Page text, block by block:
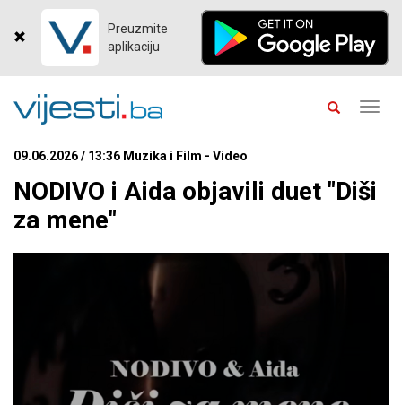
Preuzmite
aplikaciju
09.06.2026 / 13:36 Muzika i Film - Video
NODIVO i Aida objavili duet "Diši
za mene"